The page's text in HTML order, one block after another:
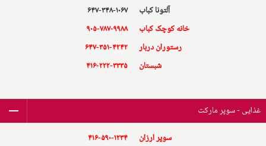
آلتونا کباب
۶۴۷-۳۴۸-۱۰۶۷
خانه کوچک کباب
۹۰۵-۷۸۷-۹۹۸۸
رستوران دربار
۶۴۷-۳۵۱-۴۲۴۲
شبستان
۴۱۶-۲۲۲-۳۳۳۵
غذایی - سوپر مارکت
سوپر ارزان
۴۱۶-۵۹۰-۱۲۳۴